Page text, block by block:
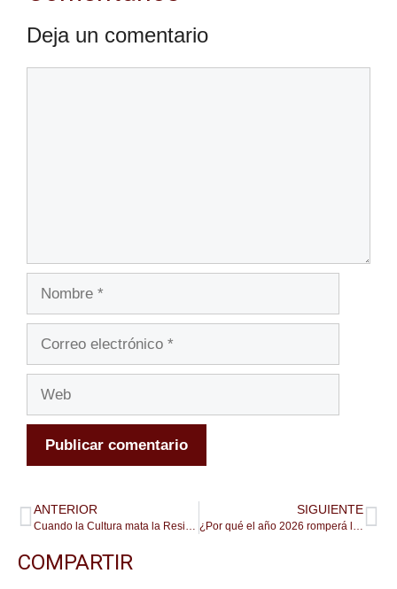
Deja un comentario
ANTERIOR
Cuando la Cultura mata la Resiliencia
SIGUIENTE
¿Por qué el año 2026 romperá la seguridad corporativa?
COMPARTIR